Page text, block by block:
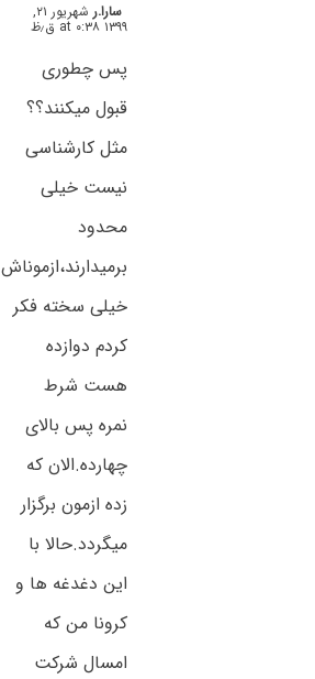
سارا.ر شهریور ۲۱,
۱۳۹۹ at ۰:۳۸ ق٫ظ
پس چطوری
قبول میکنند؟؟
مثل کارشناسی
نیست خیلی
محدود
برمیدارند،ازموناش
خیلی سخته فکر
کردم دوازده
هست شرط
نمره پس بالای
چهارده.الان که
زده ازمون برگزار
میگردد.حالا با
این دغدغه ها و
کرونا من که
امسال شرکت